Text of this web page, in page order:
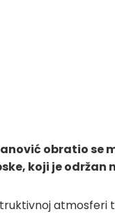
obratio se
koji je održan
atmosferi